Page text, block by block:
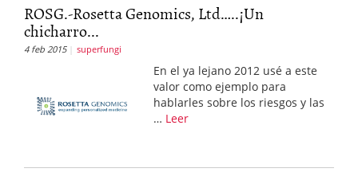
ROSG.-Rosetta Genomics, Ltd…..¡Un
chicharro...
4 feb 2015 superfungi
En el ya lejano 2012 usé a este
valor como ejemplo para
hablarles sobre los riesgos y las
… Leer